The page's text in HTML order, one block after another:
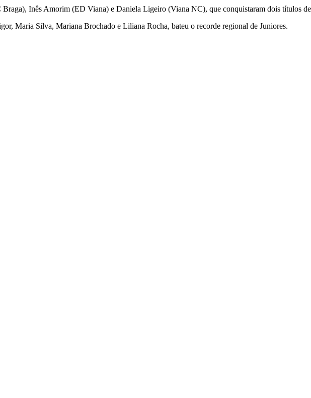
Inês Amorim (ED Viana) e Daniela Ligeiro (Viana NC), que conquistaram dois títulos
Maria Silva, Mariana Brochado e Liliana Rocha, bateu o recorde regional de Juniores.